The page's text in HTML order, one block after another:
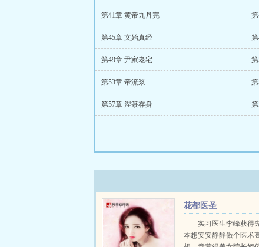
第41章 黄帝九丹完
第45章 文始真经
第49章 尹家老宅
第53章 帝流浆
第57章 涅箓存身
花都医圣
实习医生李峰获得
本想安安静静做个医术